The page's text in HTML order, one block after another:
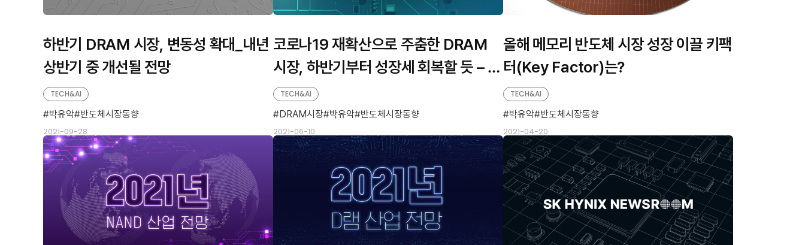
하반기 DRAM 시장, 변동성 확대_내년
상반기 중 개선될 전망
2021-09-28
TECH&AI
박유악 반도체시장동향
코로나19 재확산으로 주춤한 DRAM
시장, 하반기부터 성장세 회복할 듯 – S
K하이닉스 뉴스룸
2021-06-10
TECH&AI
DRAM시장 박유악 반도체시장동향
올해 메모리 반도체 시장 성장 이끌 키팩
터(Key Factor)는?
2021-04-20
TECH&AI
박유악 반도체시장동향